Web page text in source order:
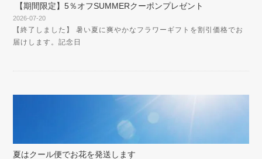
【期間限定】5％オフSUMMERクーポンプレゼント
2026-07-20
【終了しました】 暑い夏に爽やかなフラワーギフトを割引価格でお
届けします。記念日
夏はクール便でお花を発送します